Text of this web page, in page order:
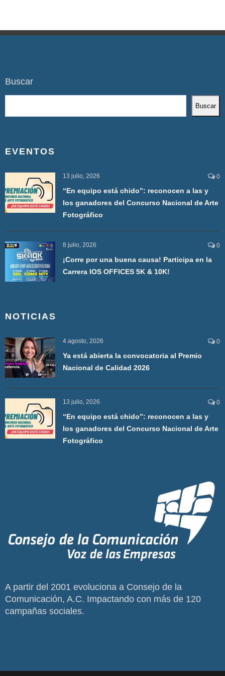
Buscar
Buscar
EVENTOS
13 julio, 2026 0
“En equipo está chido”: reconocen a las y
los ganadores del Concurso Nacional de Arte
Fotográfico
8 julio, 2026 0
¡Corre por una buena causa! Participa en la
Carrera IOS OFFICES 5K & 10K!
NOTICIAS
4 agosto, 2026 0
Ya está abierta la convocatoria al Premio
Nacional de Calidad 2026
13 julio, 2026 0
“En equipo está chido”: reconocen a las y
los ganadores del Concurso Nacional de Arte
Fotográfico
A partir del 2001 evoluciona a Consejo de la
Comunicación, A.C. Impactando con más de 120
campañas sociales.